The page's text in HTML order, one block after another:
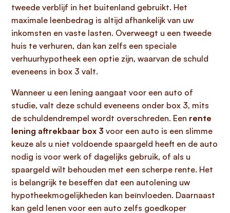
tweede verblijf in het buitenland gebruikt. Het
maximale leenbedrag is altijd afhankelijk van uw
inkomsten en vaste lasten. Overweegt u een tweede
huis te verhuren, dan kan zelfs een speciale
verhuurhypotheek een optie zijn, waarvan de schuld
eveneens in box 3 valt.
Wanneer u een lening aangaat voor een auto of
studie, valt deze schuld eveneens onder box 3, mits
de schuldendrempel wordt overschreden. Een rente
lening aftrekbaar box 3 voor een auto is een slimme
keuze als u niet voldoende spaargeld heeft en de auto
nodig is voor werk of dagelijks gebruik, of als u
spaargeld wilt behouden met een scherpe rente. Het
is belangrijk te beseffen dat een autolening uw
hypotheekmogelijkheden kan beïnvloeden. Daarnaast
kan geld lenen voor een auto zelfs goedkoper